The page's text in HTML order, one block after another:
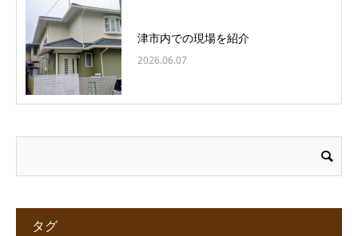
津市内での現場を紹介
2026.06.07
タグ